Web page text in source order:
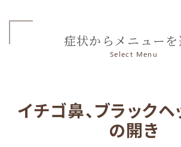
症状からメニュー
Select Menu
イチゴ鼻、ブラックヘ
の開き